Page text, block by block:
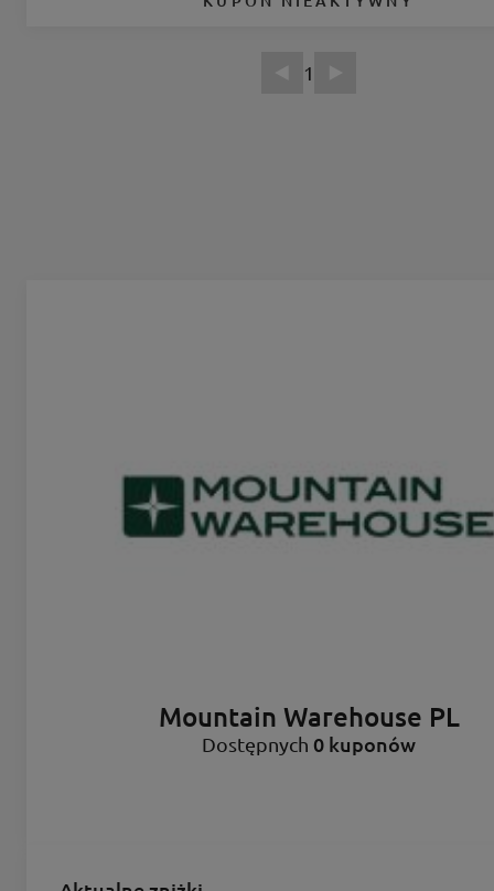
1
Mountain Warehouse PL
Dostępnych 0 kuponów